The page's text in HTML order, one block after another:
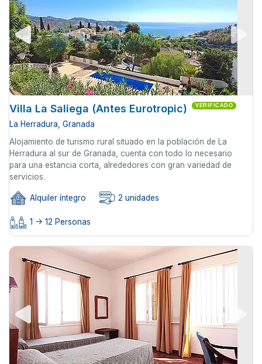
Villa La Saliega (Antes Eurotropic) VERIFICADO
La Herradura, Granada
Alojamiento de turismo rural situado en la población de La
Herradura al sur de Granada, cuenta con todo lo necesario
para una estancia corta, alrededores con gran variedad de
servicios.
Alquiler íntegro 2 unidades
1 -> 12 Personas